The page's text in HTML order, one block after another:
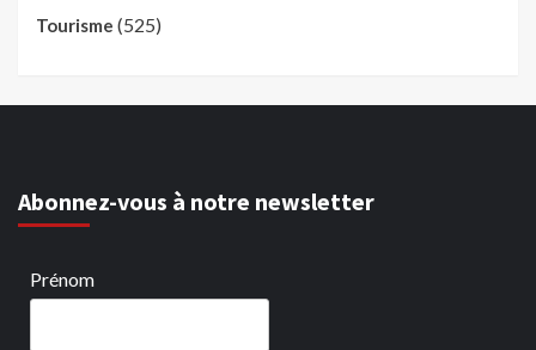
Tourisme (525)
Abonnez-vous à notre newsletter
Prénom